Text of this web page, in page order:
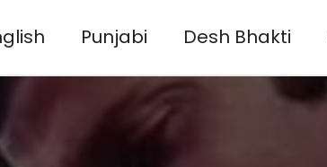
Punjabi Desh Bhakti